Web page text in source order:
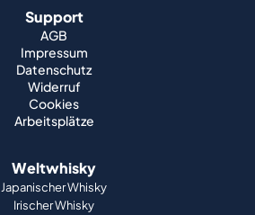
Support
AGB
Impressum
Datenschutz
Widerruf
Cookies
Arbeitsplätze
Weltwhisky
Japanischer Whisky
Irischer Whisky